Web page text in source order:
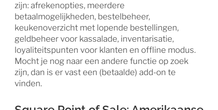
zijn: afrekenopties, meerdere
betaalmogelijkheden, bestelbeheer,
keukenoverzicht met lopende bestellingen,
geldbeheer voor kassalade, inventarisatie,
loyaliteitspunten voor klanten en offline modus.
Mocht je nog naar een andere functie op zoek
zijn, dan is er vast een (betaalde) add-on te
vinden.